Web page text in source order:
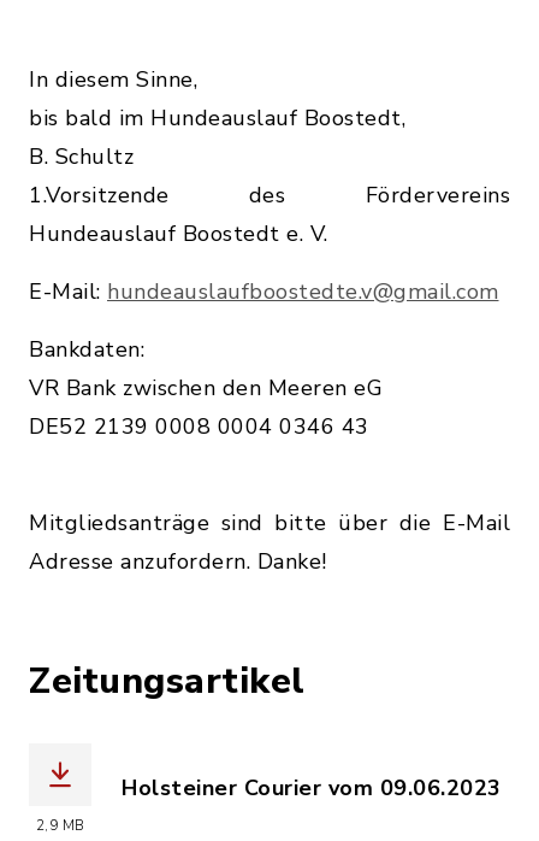
In diesem Sinne,
bis bald im Hundeauslauf Boostedt,
B. Schultz
1.Vorsitzende des Fördervereins
Hundeauslauf Boostedt e. V.
E-Mail: hundeauslaufboostedte.v@gmail.com
Bankdaten:
VR Bank zwischen den Meeren eG
DE52 2139 0008 0004 0346 43
Mitgliedsanträge sind bitte über die E-Mail
Adresse anzufordern. Danke!
Zeitungsartikel
2,9 MB
Holsteiner Courier vom 09.06.2023